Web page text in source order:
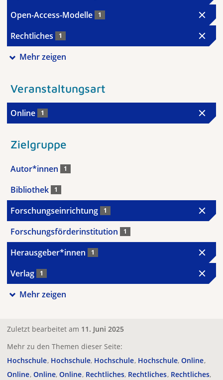
Open-Access-Modelle 1
Rechtliches 1
Mehr zeigen
Veranstaltungsart
Online 1
Zielgruppe
Autor*innen 1
Bibliothek 1
Forschungseinrichtung 1
Forschungsförderinstitution 1
Herausgeber*innen 1
Verlag 1
Mehr zeigen
Zuletzt bearbeitet am 11. Juni 2025
Mehr zu den Themen dieser Seite:
Hochschule Hochschule Hochschule Hochschule Online
Online Online Online Rechtliches Rechtliches Rechtliches